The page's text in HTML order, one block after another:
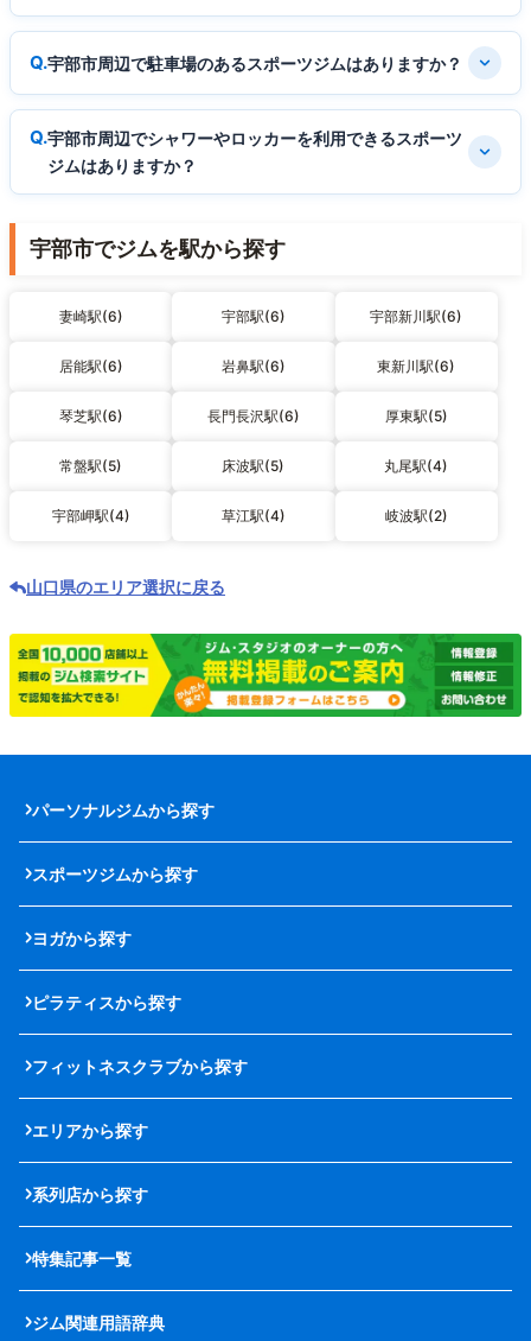
宇部市周辺で駐車場のあるスポーツジムはありますか？
宇部市周辺でシャワーやロッカーを利用できるスポーツ
ジムはありますか？
宇部市でジムを駅から探す
妻崎駅(6) 宇部駅(6) 宇部新川駅(6)
居能駅(6) 岩鼻駅(6) 東新川駅(6)
琴芝駅(6) 長門長沢駅(6) 厚東駅(5)
常盤駅(5) 床波駅(5) 丸尾駅(4)
宇部岬駅(4) 草江駅(4) 岐波駅(2)
山口県のエリア選択に戻る
パーソナルジムから探す
スポーツジムから探す
ヨガから探す
ピラティスから探す
フィットネスクラブから探す
エリアから探す
系列店から探す
特集記事一覧
ジム関連用語辞典